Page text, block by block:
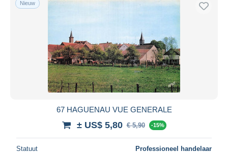
Gratis levering
Betaalmiddelen
PayPal
Bankoverschrijving
Visa
Mastercard
iDeal
Maestro
Nieuw
67 HAGUENAU VUE GENERALE
± US$ 5,80 € 5,90 -15%
Statuut Professioneel handelaar